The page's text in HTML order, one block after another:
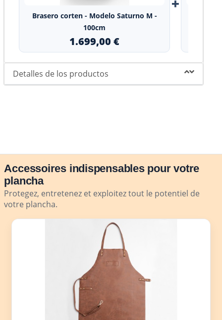
Brasero corten - Modelo Saturno M -
100cm
1.699,00 €
Detalles de los productos
Accessoires indispensables pour votre
plancha
Protegez, entretenez et exploitez tout le potentiel de
votre plancha.